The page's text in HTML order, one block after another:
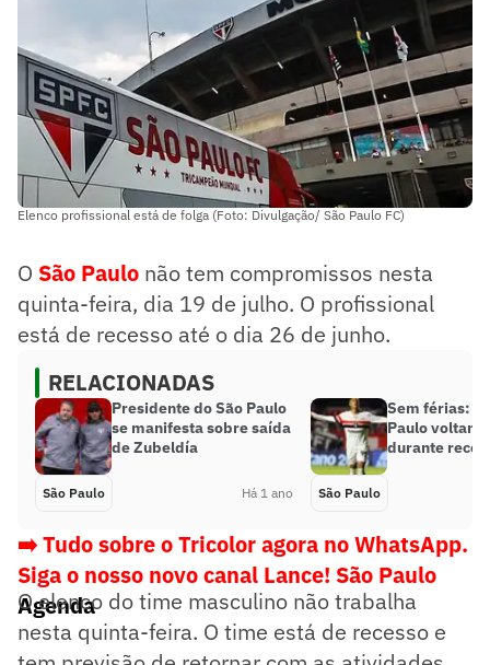
Elenco profissional está de folga (Foto: Divulgação/ São Paulo FC)
O São Paulo não tem compromissos nesta
quinta-feira, dia 19 de julho. O profissional
está de recesso até o dia 26 de junho.
RELACIONADAS
Presidente do São Paulo
se manifesta sobre saída
de Zubeldía
São Paulo Há 1 ano
Sem férias:
Paulo voltam
durante
São Paulo
➡️ Tudo sobre o Tricolor agora no WhatsApp.
Siga o nosso novo canal Lance! São Paulo
Agenda
O elenco do time masculino não trabalha
nesta quinta-feira. O time está de recesso e